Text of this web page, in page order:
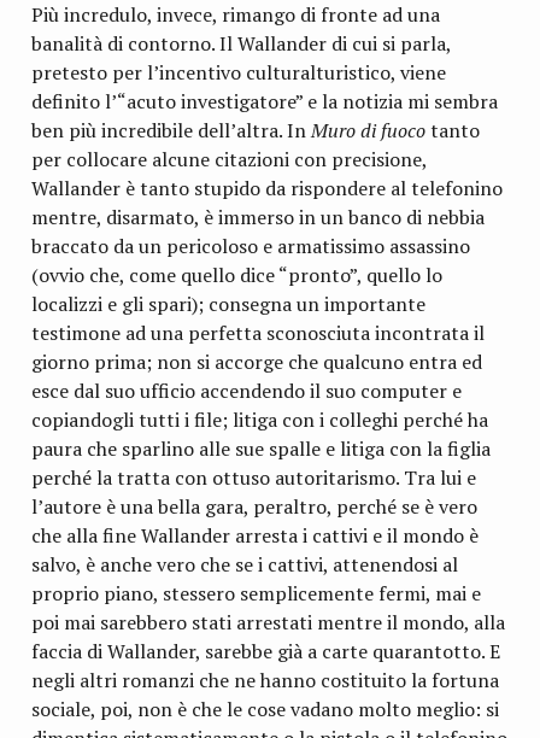
Più incredulo, invece, rimango di fronte ad una
banalità di contorno. Il Wallander di cui si parla,
pretesto per l’incentivo culturalturistico, viene
definito l’“acuto investigatore” e la notizia mi sembra
ben più incredibile dell’altra. InMuro di fuocotanto
per collocare alcune citazioni con precisione,
Wallander è tanto stupido da rispondere al telefonino
mentre, disarmato, è immerso in un banco di nebbia
braccato da un pericoloso e armatissimo assassino
(ovvio che, come quello dice “pronto”, quello lo
localizzi e gli spari); consegna un importante
testimone ad una perfetta sconosciuta incontrata il
giorno prima; non si accorge che qualcuno entra ed
esce dal suo ufficio accendendo il suo computer e
copiandogli tutti i file; litiga con i colleghi perché ha
paura che sparlino alle sue spalle e litiga con la figlia
perché la tratta con ottuso autoritarismo. Tra lui e
l’autore è una bella gara, peraltro, perché se è vero
che alla fine Wallander arresta i cattivi e il mondo è
salvo, è anche vero che se i cattivi, attenendosi al
proprio piano, stessero semplicemente fermi, mai e
poi mai sarebbero stati arrestati mentre il mondo, alla
faccia di Wallander, sarebbe già a carte quarantotto. E
negli altri romanzi che ne hanno costituito la fortuna
sociale, poi, non è che le cose vadano molto meglio: si